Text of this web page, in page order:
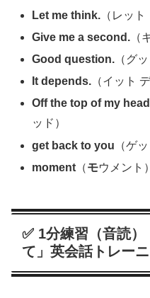
Let me think. （レット
Give me a second. （
Good question. （グ
It depends. （イット
Off the top of my head
ッド）
get back to you （ゲ
moment （モウメント）
✅ 1分練習（音読
て」英会話トレー